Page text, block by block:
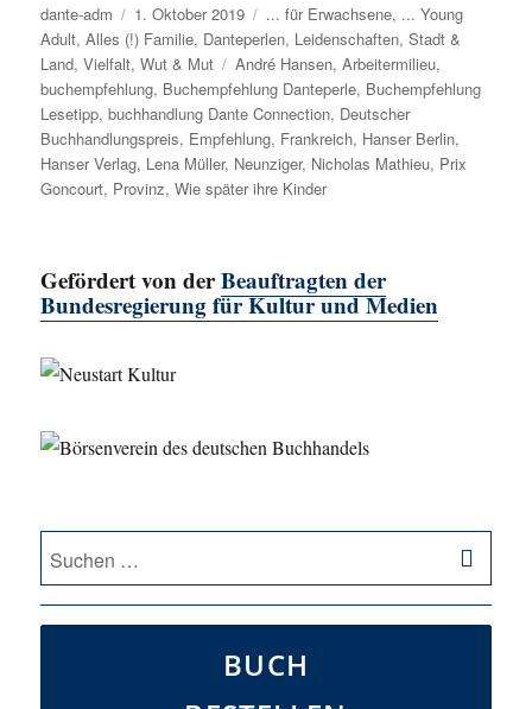
Autor
dante-adm
Veröffentlicht
am
1. Oktober 2019 Kategorien
... für Erwachsene, ... Young
Adult,Alles (!) Familie, Danteperlen, Leidenschaften,Stadt &
Land,Vielfalt,Wut & Mut Schlagwörter
André Hansen,Arbeitermilieu,
buchempfehlung, Buchempfehlung Danteperle, Buchempfehlung
Lesetipp,buchhandlung Dante Connection, Deutscher
Buchhandlungspreis, Empfehlung, Frankreich, Hanser Berlin,
Hanser Verlag, Lena Müller, Neunziger, Nicholas Mathieu, Prix
Goncourt, Provinz,Wie später ihre Kinder
Gefördert von derBeauftragten der
Bundesregierung für Kultur und Medien
Suche
nach:
BUCH